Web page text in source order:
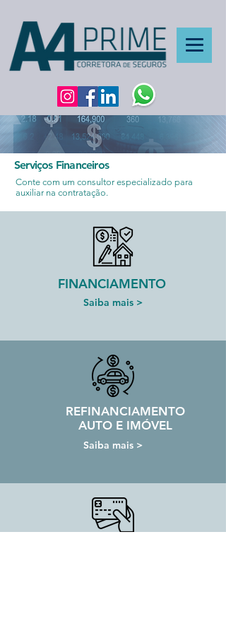
Serviços Financeiros
Conte com um consultor especializado para
auxiliar na contratação.
FINANCIAMENTO
Saiba mais >
REFINANCIAMENTO
AUTO E IMÓVEL
Saiba mais >